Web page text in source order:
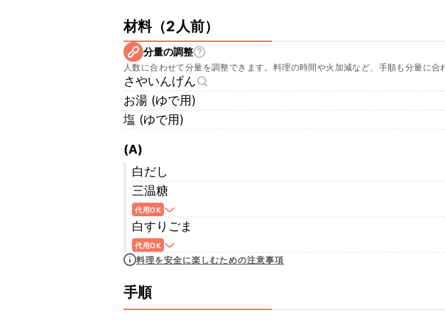
材料（2人前）
分量の調整
人数に合わせて分量を調整できます。料理の時間や火加減など、手順も分量に合
さやいんげん
お湯 (ゆで用)
塩 (ゆで用)
(A)
白だし
三温糖
代用OK
白すりごま
代用OK
料理を安全に楽しむための注意事項
手順